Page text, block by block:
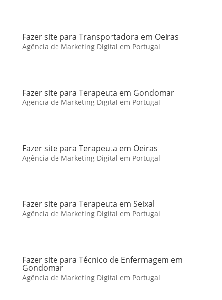
Fazer site para Transportadora em Oeiras
Agência de Marketing Digital em Portugal
Fazer site para Terapeuta em Gondomar
Agência de Marketing Digital em Portugal
Fazer site para Terapeuta em Oeiras
Agência de Marketing Digital em Portugal
Fazer site para Terapeuta em Seixal
Agência de Marketing Digital em Portugal
Fazer site para Técnico de Enfermagem em
Gondomar
Agência de Marketing Digital em Portugal